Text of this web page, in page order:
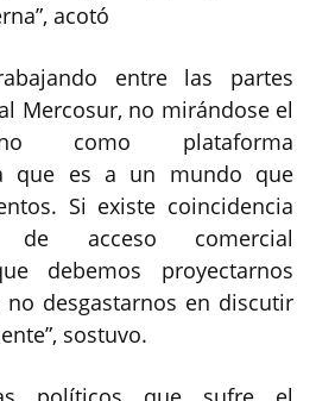
acotó
entre las partes
Mercosur, no mirándose el
como plataforma
que es a un mundo que
Si existe coincidencia
acceso comercial
debemos proyectarnos
desgastarnos en discutir
sostuvo.